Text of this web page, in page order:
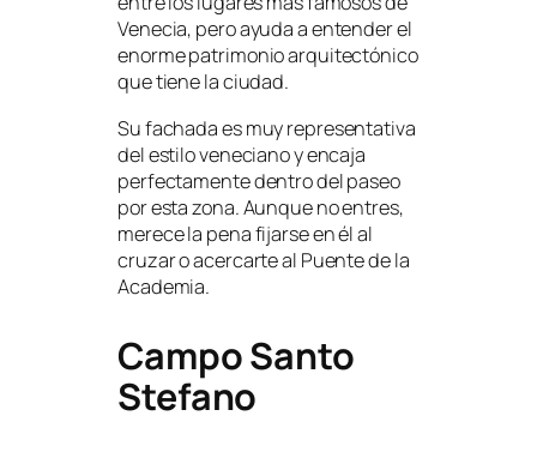
Venecia, pero ayuda a entender el
enorme patrimonio arquitectónico
que tiene la ciudad.
Su fachada es muy representativa
del estilo veneciano y encaja
perfectamente dentro del paseo
por esta zona. Aunque no entres,
merece la pena fijarse en él al
cruzar o acercarte al Puente de la
Academia.
Campo Santo
Stefano